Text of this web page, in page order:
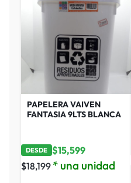
PAPELERA VAIVEN
FANTASIA 9LTS BLANCA
DESDE $15,599
$18,199 * una unidad